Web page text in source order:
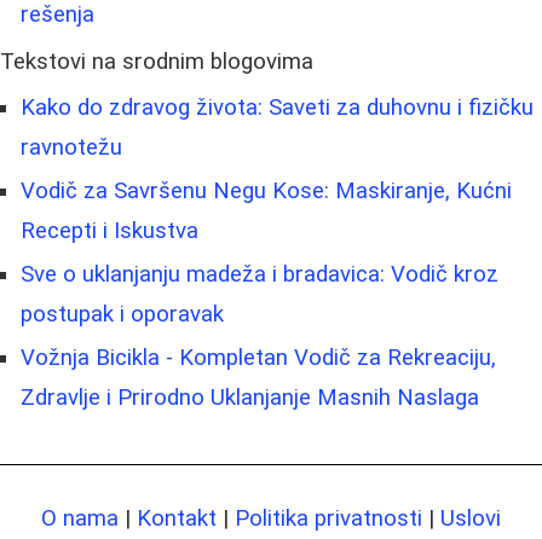
rešenja
Tekstovi na srodnim blogovima
Kako do zdravog života: Saveti za duhovnu i fizičku
ravnotežu
Vodič za Savršenu Negu Kose: Maskiranje, Kućni
Recepti i Iskustva
Sve o uklanjanju madeža i bradavica: Vodič kroz
postupak i oporavak
Vožnja Bicikla - Kompletan Vodič za Rekreaciju,
Zdravlje i Prirodno Uklanjanje Masnih Naslaga
O nama | Kontakt | Politika privatnosti | Uslovi